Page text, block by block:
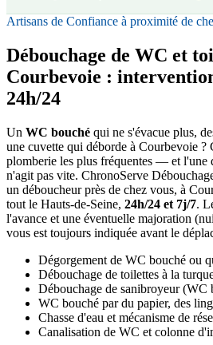
Artisans de Confiance à proximité de
Débouchage de WC et
Courbevoie :
24h/24
Un WC bouché qui ne s'évacue plus,
une cuvette qui déborde à Courbevoie ?
plomberie les plus fréquentes — et l'une
n'agit pas vite. ChronoServe
un déboucheur près de chez vous, à
tout le Hauts-de-Seine, 24h/24 et 7j/7.
l'avance et une éventuelle majoration
vous est toujours indiquée avant le
Dégorgement de WC bouché ou
Débouchage de toilettes à la
Débouchage de sanibroyeur (WC
WC bouché par du papier, des
Chasse d'eau et mécanisme de
Canalisation de WC et colonne